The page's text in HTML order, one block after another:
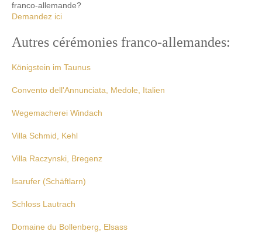
franco-allemande?
Demandez ici
Autres cérémonies franco-allemandes:
Königstein im Taunus
Convento dell'Annunciata, Medole, Italien
Wegemacherei Windach
Villa Schmid, Kehl
Villa Raczynski, Bregenz
Isarufer (Schäftlarn)
Schloss Lautrach
Domaine du Bollenberg, Elsass